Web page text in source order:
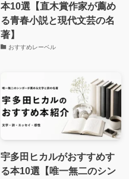
本10選【直木賞作家が薦め
る青春小説と現代文芸の名
著】
おすすめレーベル
宇多田ヒカルがおすすめす
る本10選【唯一無二のシン